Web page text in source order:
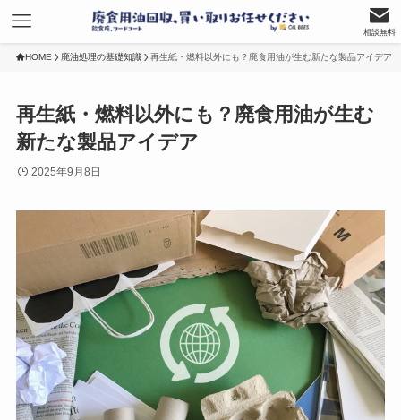
相談無料
HOME 廃油処理の基礎知識 再生紙・燃料以外にも？廃食用油が生む新たな製品アイデア
再生紙・燃料以外にも？廃食用油が生む
新たな製品アイデア
2025年9月8日